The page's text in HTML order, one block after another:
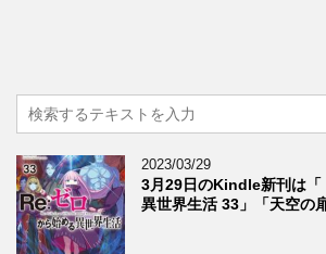
2023/03/29
3月29日のKindle新刊は「
異世界生活 33」「天空